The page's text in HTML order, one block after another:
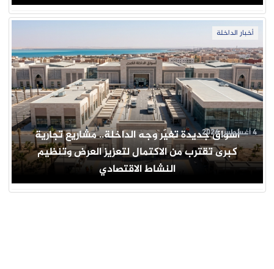
أخبار الداخلة
أسواق جديدة تغيّر وجه الداخلة.. مشاريع تجارية
كبرى تقترب من الاكتمال لتعزيز العرض وتنظيم
النشاط الاقتصادي
4 أغسطس 2026